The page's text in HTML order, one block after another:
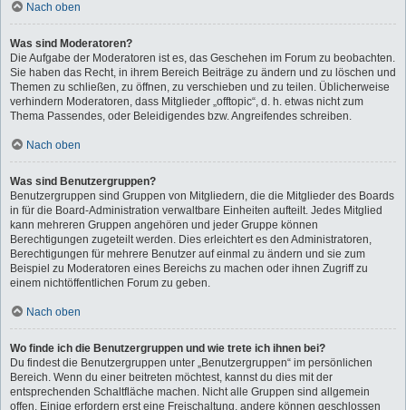
Nach oben
Was sind Moderatoren?
Die Aufgabe der Moderatoren ist es, das Geschehen im Forum zu beobachten.
Sie haben das Recht, in ihrem Bereich Beiträge zu ändern und zu löschen und
Themen zu schließen, zu öffnen, zu verschieben und zu teilen. Üblicherweise
verhindern Moderatoren, dass Mitglieder „offtopic“, d. h. etwas nicht zum
Thema Passendes, oder Beleidigendes bzw. Angreifendes schreiben.
Nach oben
Was sind Benutzergruppen?
Benutzergruppen sind Gruppen von Mitgliedern, die die Mitglieder des Boards
in für die Board-Administration verwaltbare Einheiten aufteilt. Jedes Mitglied
kann mehreren Gruppen angehören und jeder Gruppe können
Berechtigungen zugeteilt werden. Dies erleichtert es den Administratoren,
Berechtigungen für mehrere Benutzer auf einmal zu ändern und sie zum
Beispiel zu Moderatoren eines Bereichs zu machen oder ihnen Zugriff zu
einem nichtöffentlichen Forum zu geben.
Nach oben
Wo finde ich die Benutzergruppen und wie trete ich ihnen bei?
Du findest die Benutzergruppen unter „Benutzergruppen“ im persönlichen
Bereich. Wenn du einer beitreten möchtest, kannst du dies mit der
entsprechenden Schaltfläche machen. Nicht alle Gruppen sind allgemein
offen. Einige erfordern erst eine Freischaltung, andere können geschlossen